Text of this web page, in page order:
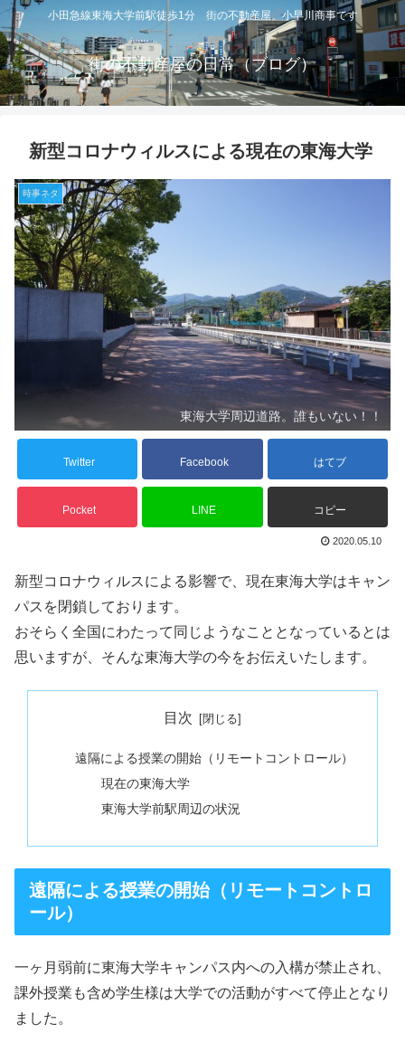
小田急線東海大学前駅徒歩1分 街の不動産屋 小早川商事です
街の不動産屋の日常（ブログ）
新型コロナウィルスによる現在の東海大学
時事ネタ
東海大学周辺道路。誰もいない！！
Twitter Facebook はてブ
Pocket LINE コピー
2020.05.10
新型コロナウィルスによる影響で、現在東海大学はキャン
パスを閉鎖しております。
おそらく全国にわたって同じようなこととなっているとは
思いますが、そんな東海大学の今をお伝えいたします。
目次
遠隔による授業の開始（リモートコントロール）
現在の東海大学
東海大学前駅周辺の状況
遠隔による授業の開始（リモートコントロ
ール）
一ヶ月弱前に東海大学キャンパス内への入構が禁止され、
課外授業も含め学生様は大学での活動がすべて停止となり
ました。